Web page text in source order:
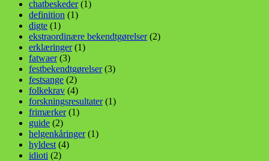
chatbeskeder(1)
definition (1)
digte (1)
ekstraordinære bekendtgørelser(2)
erklæringer(1)
fatwaer(3)
festbekendtgørelser(3)
festsange (2)
folkekrav (4)
forskningsresultater(1)
frimærker(1)
guide (2)
helgenkåringer(1)
hyldest (4)
idioti (2)